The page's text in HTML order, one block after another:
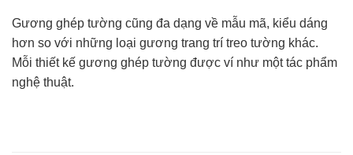
Gương ghép tường cũng đa dạng về mẫu mã, kiểu dáng
hơn so với những loại gương trang trí treo tường khác.
Mỗi thiết kế gương ghép tường được ví như một tác phẩm
nghệ thuật.